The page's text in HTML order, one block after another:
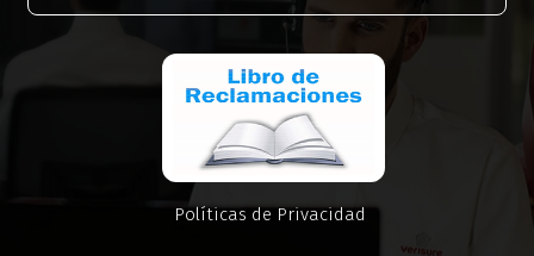
Políticas de Privacidad